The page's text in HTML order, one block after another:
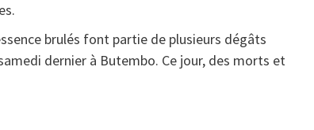
brulés font partie de plusieurs dégâts
dernier à Butembo. Ce jour, des morts et